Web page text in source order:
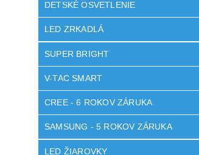
DETSKÉ OSVETLENIE
LED ZRKADLÁ
SUPER BRIGHT
V-TAC SMART
CREE - 6 ROKOV ZÁRUKA
SAMSUNG - 5 ROKOV ZÁRUKA
LED ŽIAROVKY